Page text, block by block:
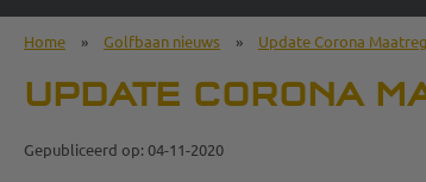
Home » Golfbaan nieuws » Update Corona
UPDATE CORONA
Gepubliceerd op: 04-11-2020